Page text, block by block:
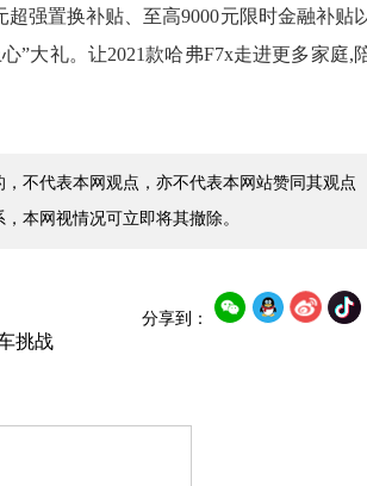
超强置换补贴、至高9000元限时金融补贴
”大礼。让2021款哈弗F7x走进更多家庭,
不代表本网观点，亦不代表本网站赞同其观点
本网视情况可立即将其撤除。
分享到：
挑战